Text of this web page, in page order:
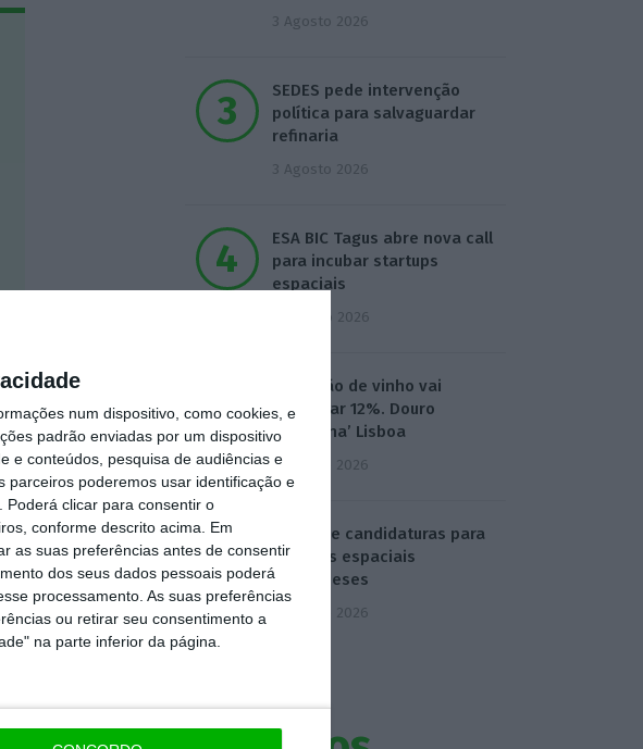
num dispositivo, como cookies, e
padrão enviadas por um dispositivo
e conteúdos, pesquisa de audiências e
parceiros poderemos usar identificação e
Poderá clicar para consentir o
conforme descrito acima. Em
as suas preferências antes de consentir
dos seus dados pessoais poderá
processamento. As suas preferências
ou retirar seu consentimento a
na parte inferior da página.
3 Agosto 2026
SEDES pede intervenção
política para salvaguardar
refinaria
3 Agosto 2026
ESA BIC Tagus abre nova call
para incubar startups
espaciais
4 Agosto 2026
Produção de vinho vai
aumentar 12%. Douro
‘destrona’ Lisboa
5 Agosto 2026
ESA abre candidaturas para
projetos espaciais
portugueses
5 Agosto 2026